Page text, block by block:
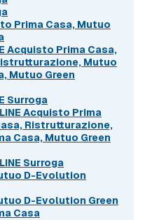
Prima Casa, Mutuo
Acquisto Prima Casa,
Mutuo
Mutuo Green
Surroga
Acquisto Prima
Ristrutturazione,
Casa, Mutuo Green
Surroga
D-Evolution
D-Evolution Green
Casa